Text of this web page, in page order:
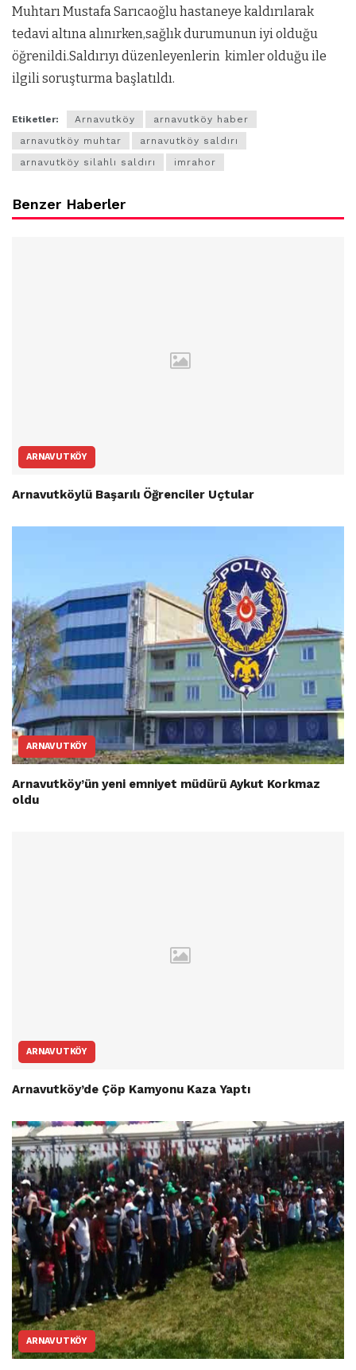
Muhtarı Mustafa Sarıcaoğlu hastaneye kaldırılarak
tedavi altına alınırken,sağlık durumunun iyi olduğu
öğrenildi.Saldırıyı düzenleyenlerin kimler olduğu ile
ilgili soruşturma başlatıldı.
Etiketler: Arnavutköy
arnavutköy haber
arnavutköy muhtar
arnavutköy saldırı
arnavutköy silahlı saldırı
imrahor
Benzer Haberler
ARNAVUTKÖY
Arnavutköylü Başarılı Öğrenciler Uçtular
ARNAVUTKÖY
Arnavutköy’ün yeni emniyet müdürü Aykut Korkmaz
oldu
ARNAVUTKÖY
Arnavutköy’de Çöp Kamyonu Kaza Yaptı
ARNAVUTKÖY